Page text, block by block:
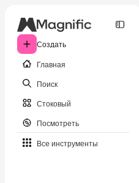
Создать
Главная
Поиск
Стоковый
Посмотреть
Все инструменты